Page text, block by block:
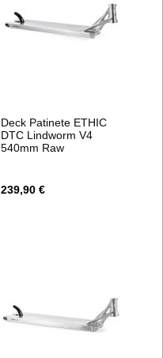
Deck Patinete ETHIC
DTC Lindworm V4
540mm Raw
239,90 €